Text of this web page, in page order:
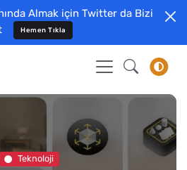
Almak için Twitter da Bizi
Hemen Tıkla
Teknoloji